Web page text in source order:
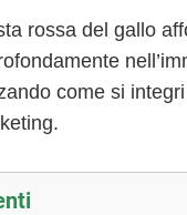
rossa del gallo
come si